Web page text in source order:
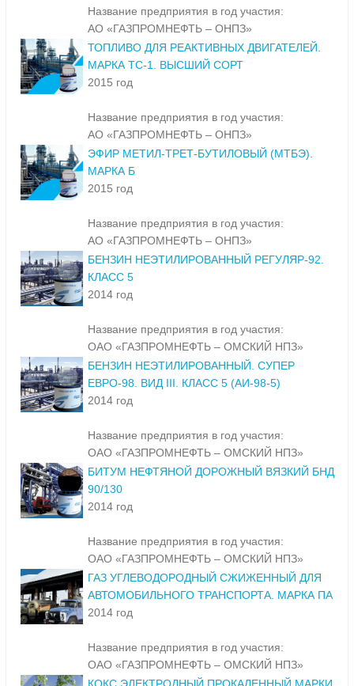
Название предприятия в год участия:
АО «ГАЗПРОМНЕФТЬ – ОНПЗ»
ТОПЛИВО ДЛЯ РЕАКТИВНЫХ ДВИГАТЕЛЕЙ.
МАРКА ТС-1. ВЫСШИЙ СОРТ
2015 год
Название предприятия в год участия:
АО «ГАЗПРОМНЕФТЬ – ОНПЗ»
ЭФИР МЕТИЛ-ТРЕТ-БУТИЛОВЫЙ (МТБЭ).
МАРКА Б
2015 год
Название предприятия в год участия:
АО «ГАЗПРОМНЕФТЬ – ОНПЗ»
БЕНЗИН НЕЭТИЛИРОВАННЫЙ РЕГУЛЯР-92.
КЛАСС 5
2014 год
Название предприятия в год участия:
ОАО «ГАЗПРОМНЕФТЬ – ОМСКИЙ НПЗ»
БЕНЗИН НЕЭТИЛИРОВАННЫЙ. СУПЕР
ЕВРО-98. ВИД III. КЛАСС 5 (АИ-98-5)
2014 год
Название предприятия в год участия:
ОАО «ГАЗПРОМНЕФТЬ – ОМСКИЙ НПЗ»
БИТУМ НЕФТЯНОЙ ДОРОЖНЫЙ ВЯЗКИЙ БНД
90/130
2014 год
Название предприятия в год участия:
ОАО «ГАЗПРОМНЕФТЬ – ОМСКИЙ НПЗ»
ГАЗ УГЛЕВОДОРОДНЫЙ СЖИЖЕННЫЙ ДЛЯ
АВТОМОБИЛЬНОГО ТРАНСПОРТА. МАРКА ПА
2014 год
Название предприятия в год участия:
ОАО «ГАЗПРОМНЕФТЬ – ОМСКИЙ НПЗ»